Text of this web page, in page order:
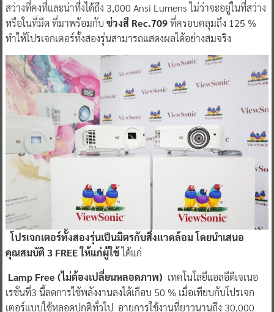
สว่างที่คงที่และน่าทึ่งได้ถึง 3,000 Ansi Lumens ไม่ว่าจะอยู่ในที่สว่าง
หรือในที่มืด ที่มาพร้อมกับ ช่วงสี Rec.709ที่ครอบคลุมถึง 125 %
ทำให้โปรเจกเตอร์ทั้งสองรุ่นสามารถแสดงผลได้อย่างสมจริง
โปรเจกเตอร์ทั้งสองรุ่นเป็นมิตรกับสิ่งแวดล้อม โดยนำเสนอ
คุณสมบัติ 3 FREE ให้แก่ผู้ใช้ได้แก่
Lamp Free (ไม่ต้องเปลี่ยนหลอดภาพ) เทคโนโลยีแอลอีดีเจเนอ
เรชั่นที่3 นี้ลดการใช้พลังงานลงได้เกือบ 50 % เมื่อเทียบกับโปรเจก
เตอร์แบบใช้หลอดปกติทั่วไป อายุการใช้งานที่ยาวนานถึง 30,000